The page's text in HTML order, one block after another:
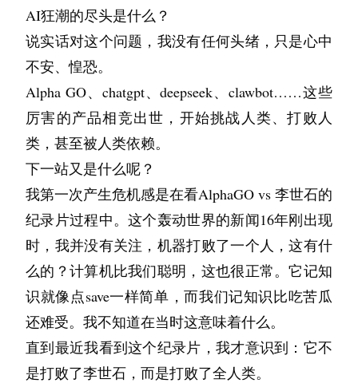
能看透代码背后的逻辑漏洞。但悖论在于，这种
能力恰恰是通过大量的、痛苦的手写代码训练出
来的。
AI狂潮的尽头是什么？
说实话对这个问题，我没有任何头绪，只是心中
不安、惶恐。
Alpha GO、chatgpt、deepseek、clawbot……这些
厉害的产品相竞出世，开始挑战人类、打败人
类，甚至被人类依赖。
下一站又是什么呢？
我第一次产生危机感是在看AlphaGO vs 李世石的
纪录片过程中。这个轰动世界的新闻16年刚出现
时，我并没有关注，机器打败了一个人，这有什
么的？计算机比我们聪明，这也很正常。它记知
识就像点save一样简单，而我们记知识比吃苦瓜
还难受。我不知道在当时这意味着什么。
直到最近我看到这个纪录片，我才意识到：它不
是打败了李世石，而是打败了全人类。